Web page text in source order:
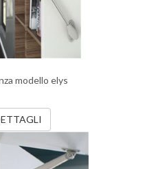
modello elys